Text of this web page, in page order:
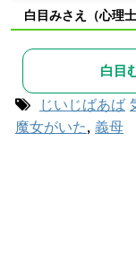
白目みさえ（心理
白目
じいじばあば
魔女がいた, 義母